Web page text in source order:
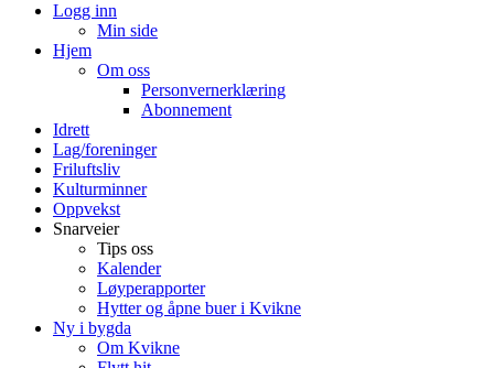
Logg inn
Min side
Hjem
Om oss
Personvernerklæring
Abonnement
Idrett
Lag/foreninger
Friluftsliv
Kulturminner
Oppvekst
Snarveier
Tips oss
Kalender
Løyperapporter
Hytter og åpne buer i Kvikne
Ny i bygda
Om Kvikne